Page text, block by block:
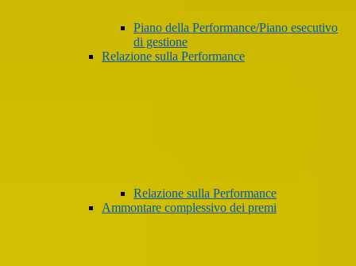
Piano della Performance/Piano esecutivo
di gestione
Relazione sulla Performance
Relazione sulla Performance
Ammontare complessivo dei premi